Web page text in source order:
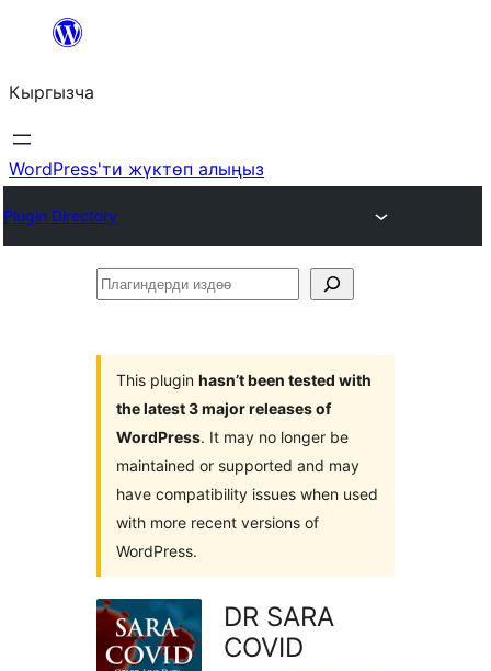
Мазмунга
Кыргызча
WordPress'ти жүктөп алыңыз
Plugin Directory
Плагиндерди
This plugin hasn’t been tested with
the latest 3 major releases of
WordPress. It may no longer be
maintained or supported and may
have compatibility issues when used
with more recent versions of
WordPress.
DR SARA
COVID